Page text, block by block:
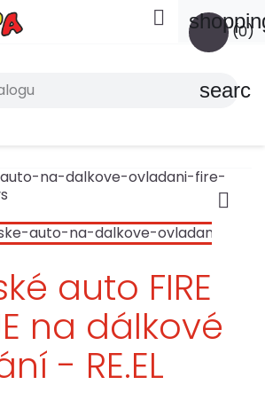
(0)

search

auto FIRE
na dálkové
- RE.EL